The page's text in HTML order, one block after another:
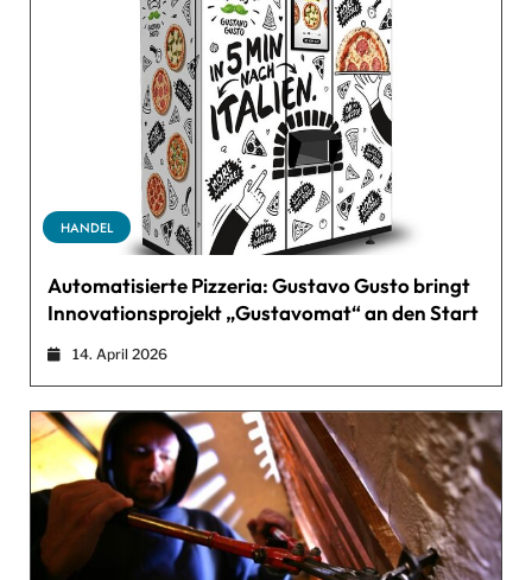
HANDEL
Automatisierte Pizzeria: Gustavo Gusto bringt
Innovationsprojekt „Gustavomat“ an den Start
14. April 2026